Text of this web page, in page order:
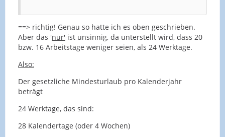
==> richtig! Genau so hatte ich es oben geschrieben.
Aber das 'nur' ist unsinnig, da unterstellt wird, dass 20
bzw. 16 Arbeitstage weniger seien, als 24 Werktage.
Also:
Der gesetzliche Mindesturlaub pro Kalenderjahr
beträgt
24 Werktage, das sind:
28 Kalendertage (oder 4 Wochen)